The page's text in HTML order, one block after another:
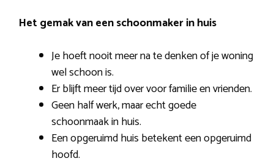
Het gemak van een schoonmaker in huis
Je hoeft nooit meer na te denken of je woning
wel schoon is.
Er blijft meer tijd over voor familie en vrienden.
Geen half werk, maar echt goede
schoonmaak in huis.
Een opgeruimd huis betekent een opgeruimd
hoofd.